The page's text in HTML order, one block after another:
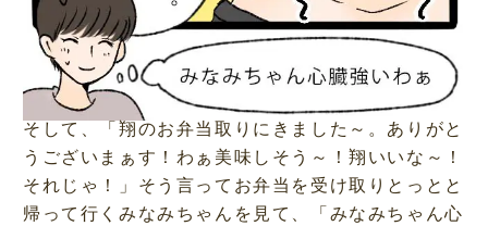
そして、「翔のお弁当取りにきました～。ありがと
うございまぁす！わぁ美味しそう～！翔いいな～！
それじゃ！」そう言ってお弁当を受け取りとっとと
帰って行くみなみちゃんを見て、「みなみちゃん心